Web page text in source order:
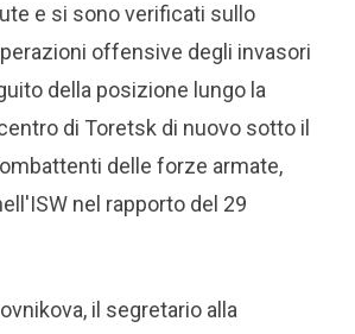
e si sono verificati sullo
offensive degli invasori
della posizione lungo la
di Toretsk di nuovo sotto il
delle forze armate,
nel rapporto del 29
il segretario alla